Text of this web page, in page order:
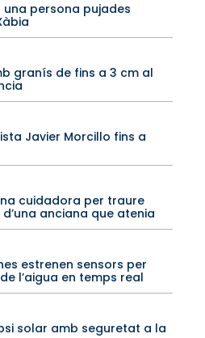
persona pujades
granís de fins a 3 cm al
Javier Morcillo fins a
cuidadora per traure
anciana que atenia
estrenen sensors per
l’aigua en temps real
solar amb seguretat a la